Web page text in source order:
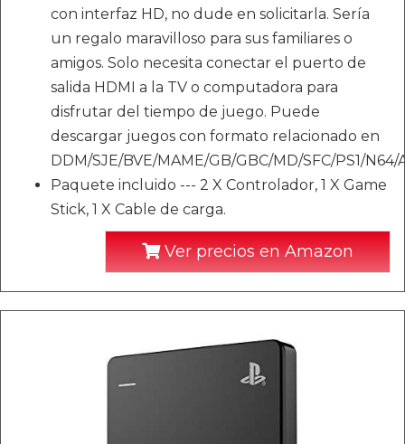
con interfaz HD, no dude en solicitarla. Sería
un regalo maravilloso para sus familiares o
amigos. Solo necesita conectar el puerto de
salida HDMI a la TV o computadora para
disfrutar del tiempo de juego. Puede
descargar juegos con formato relacionado en
DDM/SJE/BVE/MAME/GB/GBC/MD/SFC/PS1/N64/
Paquete incluido --- 2 X Controlador, 1 X Game
Stick, 1 X Cable de carga.
Ver precios en Amazon